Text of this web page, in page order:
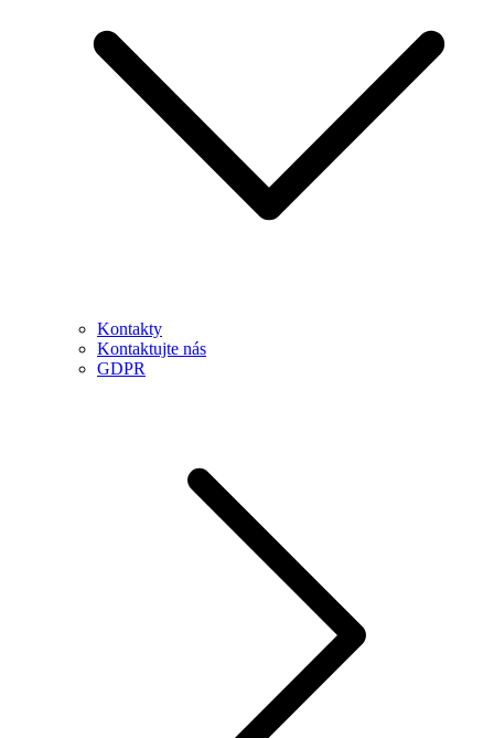
Kontakty
Kontaktujte nás
GDPR